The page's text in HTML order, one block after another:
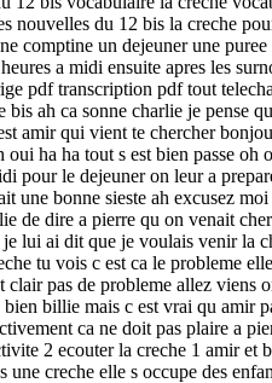
nouvelles du 12 bis la creche
comptine un dejeuner une puree
a midi ensuite apres les
pdf transcription pdf tout
ah ca sonne charlie je pense
amir qui vient te chercher
ha ha tout s est bien passe oh
pour le dejeuner on leur a
une bonne sieste ah excusez
de dire a pierre qu on venait
lui ai dit que je voulais venir la
tu vois c est ca le probleme
pas de probleme allez viens
billie mais c est vrai qu amir
ca ne doit pas plaire a
2 ecouter la creche 1 amir et
creche elle s occupe des